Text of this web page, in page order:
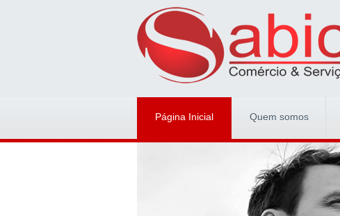
Página Inicial Quem somos